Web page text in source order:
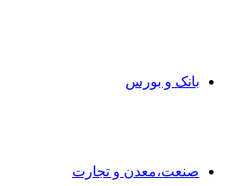
بانک و بورس
صنعت،معدن و تجارت